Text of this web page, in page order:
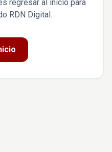
regresar al inicio para
RDN Digital.